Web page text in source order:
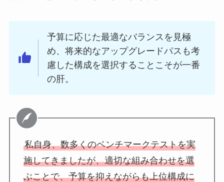
予算に応じた最適なバランスを見極
め、将来的なアップグレードパスも考
慮した構成を選択することこそが一番
の肝。
私自身、数多くのベンチマークテストを実
施してきましたが、適切な組み合わせを選
ぶことで、予算を抑えながらも上位構成に